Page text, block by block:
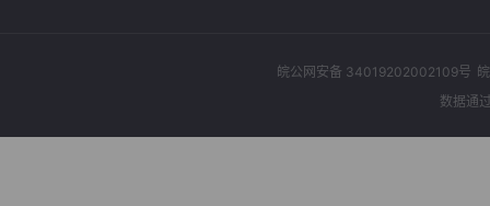
皖公网安备 34019202002109号
数据通